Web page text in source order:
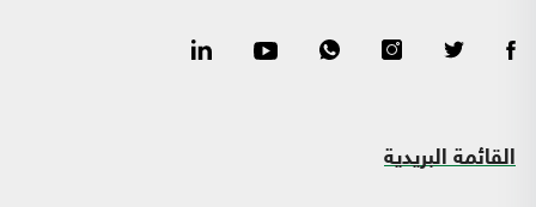
القائمة البريدية